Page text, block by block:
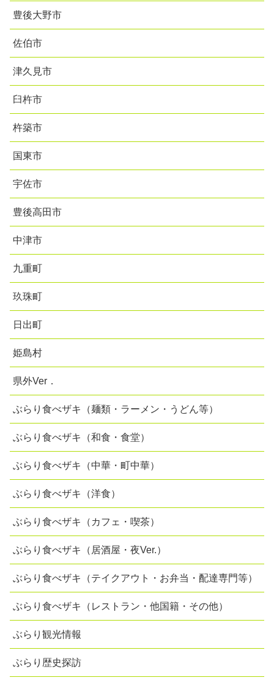
豊後大野市
佐伯市
津久見市
臼杵市
杵築市
国東市
宇佐市
豊後高田市
中津市
九重町
玖珠町
日出町
姫島村
県外Ver．
ぶらり食べザキ（麺類・ラーメン・うどん等）
ぶらり食べザキ（和食・食堂）
ぶらり食べザキ（中華・町中華）
ぶらり食べザキ（洋食）
ぶらり食べザキ（カフェ・喫茶）
ぶらり食べザキ（居酒屋・夜Ver.）
ぶらり食べザキ（テイクアウト・お弁当・配達専門等）
ぶらり食べザキ（レストラン・他国籍・その他）
ぶらり観光情報
ぶらり歴史探訪